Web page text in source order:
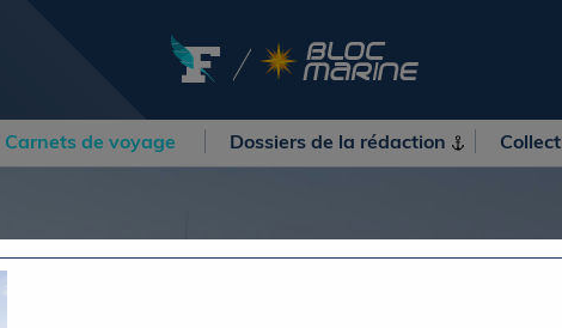
Régates
Shopping
Carnets de voyage Dossiers de la rédaction